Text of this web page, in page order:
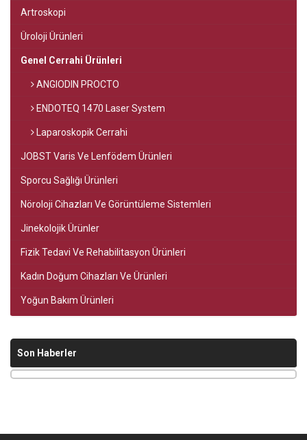
Artroskopi
Üroloji Ürünleri
Genel Cerrahi Ürünleri
ANGIODIN PROCTO
ENDOTEQ 1470 Laser System
Laparoskopik Cerrahi
JOBST Varis Ve Lenfödem Ürünleri
Sporcu Sağlığı Ürünleri
Nöroloji Cihazları Ve Görüntüleme Sistemleri
Jinekolojik Ürünler
Fizik Tedavi Ve Rehabilitasyon Ürünleri
Kadın Doğum Cihazları Ve Ürünleri
Yoğun Bakım Ürünleri
Son Haberler